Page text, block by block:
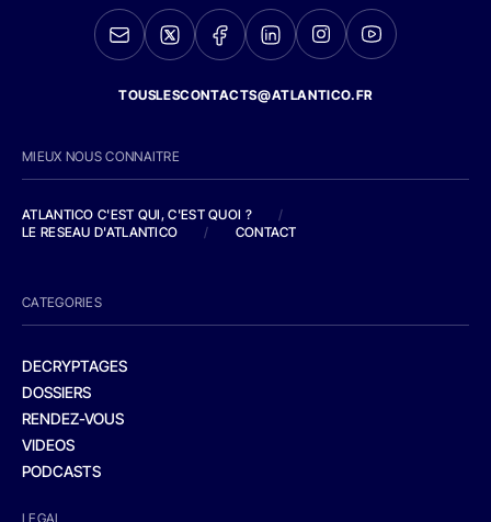
TOUSLESCONTACTS@ATLANTICO.FR
MIEUX NOUS CONNAITRE
ATLANTICO C'EST QUI, C'EST QUOI ?
/
LE RESEAU D'ATLANTICO
/ CONTACT
CATEGORIES
DECRYPTAGES
DOSSIERS
RENDEZ-VOUS
VIDEOS
PODCASTS
LEGAL